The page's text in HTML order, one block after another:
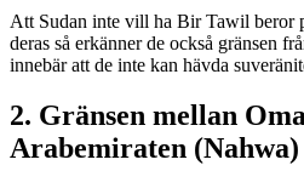
Att Sudan inte vill ha Bir Tawil beror
deras så erkänner de också gränsen
innebär att de inte kan hävda
2. Gränsen mellan
Arabemiraten (Nahwa)